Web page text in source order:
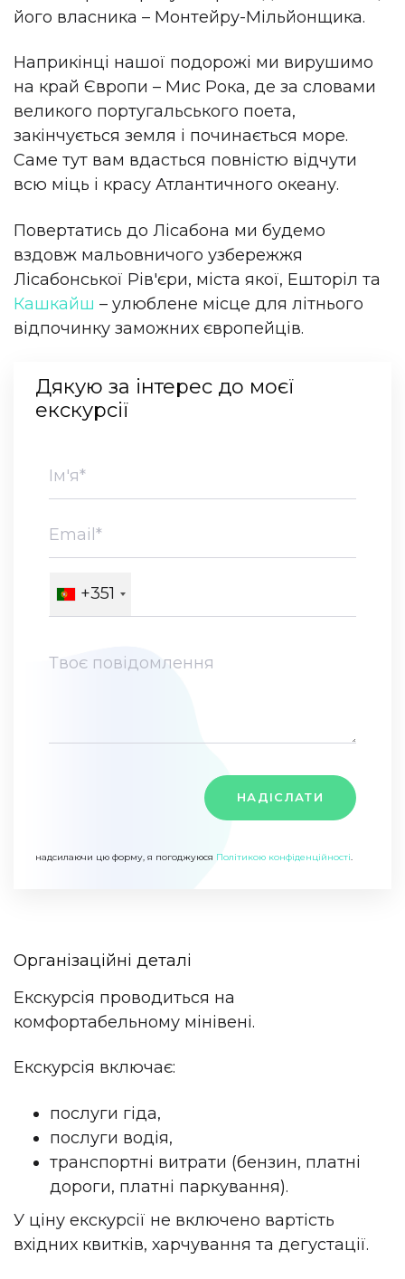
його власника – Монтейру-Мільйонщика.
Наприкінці нашої подорожі ми вирушимо
на край Європи – Мис Рока, де за словами
великого португальського поета,
закінчується земля і починається море.
Саме тут вам вдасться повністю відчути
всю міць і красу Атлантичного океану.
Повертатись до Лісабона ми будемо
вздовж мальовничого узбережжя
Лісабонської Рів'єри, міста якої, Ешторіл та
Кашкайш – улюблене місце для літнього
відпочинку заможних європейців.
Дякую за інтерес до моєї
екскурсії
+351
НАДІСЛАТИ
надсилаючи цю форму, я погоджуюся Політикою конфіденційності.
Організаційні деталі
Екскурсія проводиться на
комфортабельному мінівені.
Екскурсія включає:
послуги гіда,
послуги водія,
транспортні витрати (бензин, платні
дороги, платні паркування).
У ціну екскурсії не включено вартість
вхідних квитків, харчування та дегустації.